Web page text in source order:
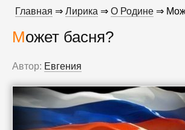
Главная ⇒ Лирика ⇒ О Родине ⇒
Может басня?
Автор: Евгения